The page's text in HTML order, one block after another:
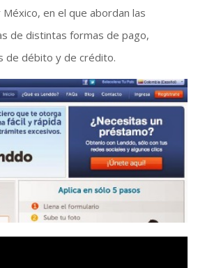
en el que abordan las
de distintas formas de pago,
de débito y de crédito.